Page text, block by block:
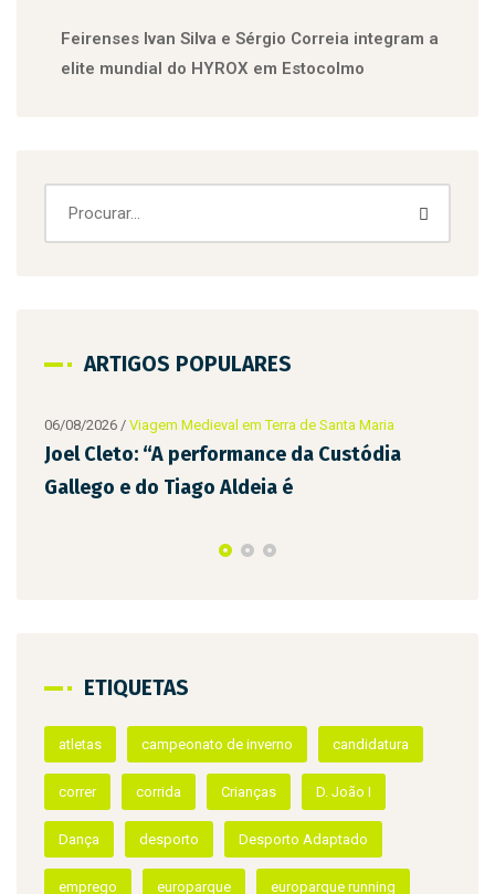
Feirenses Ivan Silva e Sérgio Correia integram a
elite mundial do HYROX em Estocolmo
ARTIGOS POPULARES
2026/Viagem Medieval em Terra de Santa Maria
Cleto: “A performance da Custódia
e do Tiago Aldeia é
D. Teresa
atletas campeonato de inverno candidatura
correr corrida Crianças D. João I
Dança desporto Desporto Adaptado